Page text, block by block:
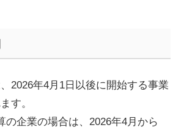
2026年4月 1 日以後に開始する事業
す。
の企業の場合は、 2026年4月から